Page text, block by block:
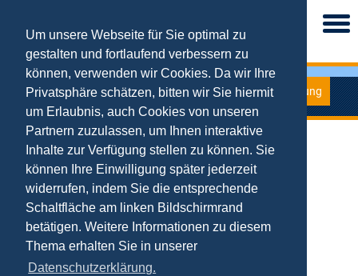
Um unsere Webseite für Sie optimal zu
gestalten und fortlaufend verbessern zu
können, verwenden wir Cookies. Da wir Ihre
Privatsphäre schätzen, bitten wir Sie hiermit
um Erlaubnis, auch Cookies von unseren
Partnern zuzulassen, um Ihnen interaktive
Inhalte zur Verfügung stellen zu können. Sie
können Ihre Einwilligung später jederzeit
widerrufen, indem Sie die entsprechende
Schaltfläche am linken Bildschirmrand
betätigen. Weitere Informationen zu diesem
Thema erhalten Sie in unserer
Datenschutzerklärung.
Forschung
Fachartikel
Top-Fachartikel
2023-2026
2021-2022
2019-2020
2017-2018
2015-2016
2013-2014
2011-2012
2009-2010
2007-2008
2005-2006